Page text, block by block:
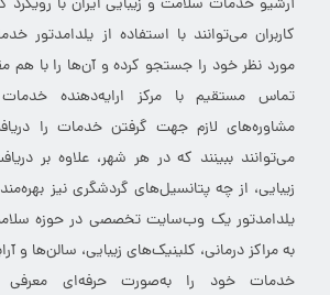
آرشیو خدمات سلامت و زیبایی ایران با
کاربران می‌توانند با استفاده از یلدامدتور
مورد نظر خود را جستجو کرده و آن‌ها را با هم
تماس مستقیم با مرکز ارایه‌دهنده
مشاوره‌های لازم جهت گرفتن خدمات را
می‌توانند ببینند که در هر شهر، علاوه بر
زیبایی، از چه پتانسیل‌های گردشگری نیز
یلدامدتور یک وب‌سایت تخصصی در حوزه
به مراکز درمانی، کلینیک‌های زیبایی، سالن‌ها و
خدمات خود را به‌صورت حرفه‌ای